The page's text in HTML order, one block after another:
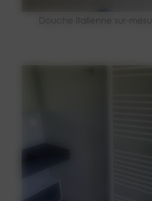
Douche Italienne sur-